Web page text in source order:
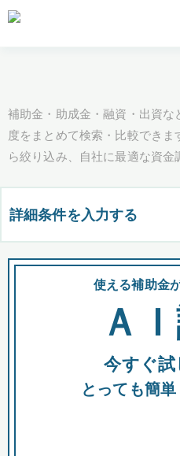
補助金・助成金・融資・出資な
度をまとめて検索・比較でき
ら絞り込み、自社に最適な資金
詳細条件を入力する
都道府県
全国の検索結果を含め
助成金 融
使える補助金
Ａ
今すぐ試
とっても簡